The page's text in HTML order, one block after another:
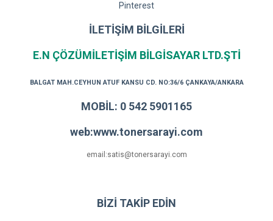
Pinterest
İLETİŞİM BİLGİLERİ
E.N ÇÖZÜMİLETİŞİM BİLGİSAYAR LTD.ŞTİ
BALGAT MAH.CEYHUN ATUF KANSU CD. NO:36/6 ÇANKAYA/ANKARA
MOBİL: 0 542 5901165
web:www.tonersarayi.com
email:satis@tonersarayi.com
BİZİ TAKİP EDİN